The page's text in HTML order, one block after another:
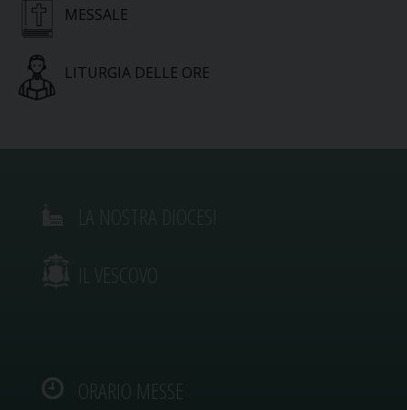
MESSALE
LITURGIA DELLE ORE
IL VESCOVO
ORARIO MESSE